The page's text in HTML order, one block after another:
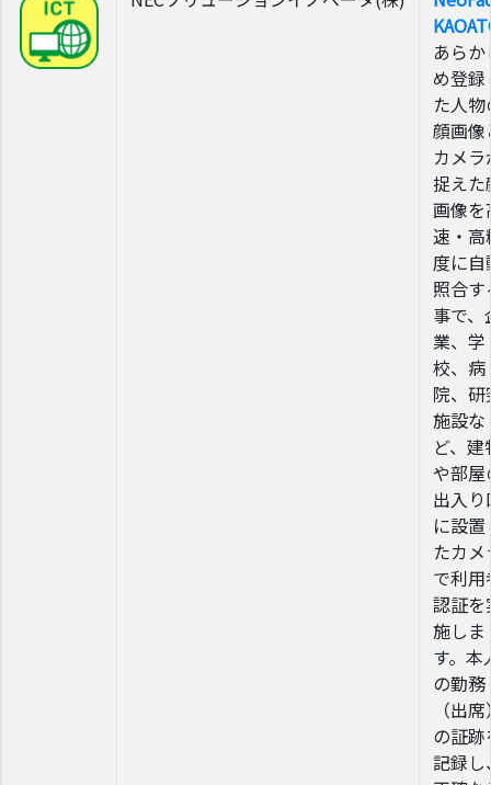
あらか
め登録
た人物
顔画像
カメラ
捉えた
画像を
速・高
度に自
照合す
事で、
業、学
校、病
院、研
施設な
ど、建
や部屋
出入り
に設置
たカメ
で利用
認証を
施しま
す。本
の勤務
（出
の証跡
記録し